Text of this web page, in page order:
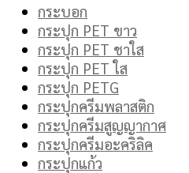
กระบอก
กระปุก PET ขาว
กระปุก PET ชาใส
กระปุก PET ใส
กระปุก PETG
กระปุกครีมพลาสติก
กระปุกครีมสูญญากาศ
กระปุกครีมอะคริลิค
กระปุกแก้ว